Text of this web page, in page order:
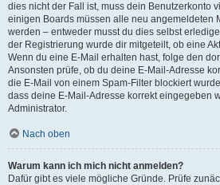
dies nicht der Fall ist, muss dein Benutzerkonto
einigen Boards müssen alle neu angemeldeten
werden – entweder musst du dies selbst
der Registrierung wurde dir mitgeteilt, ob eine
Wenn du eine E-Mail erhalten hast, folge den
Ansonsten prüfe, ob du deine E-Mail-Adresse
die E-Mail von einem Spam-Filter blockiert
dass deine E-Mail-Adresse korrekt eingegeben
Administrator.
Nach oben
Warum kann ich mich nicht anmelden?
Dafür gibt es viele mögliche Gründe. Prüfe